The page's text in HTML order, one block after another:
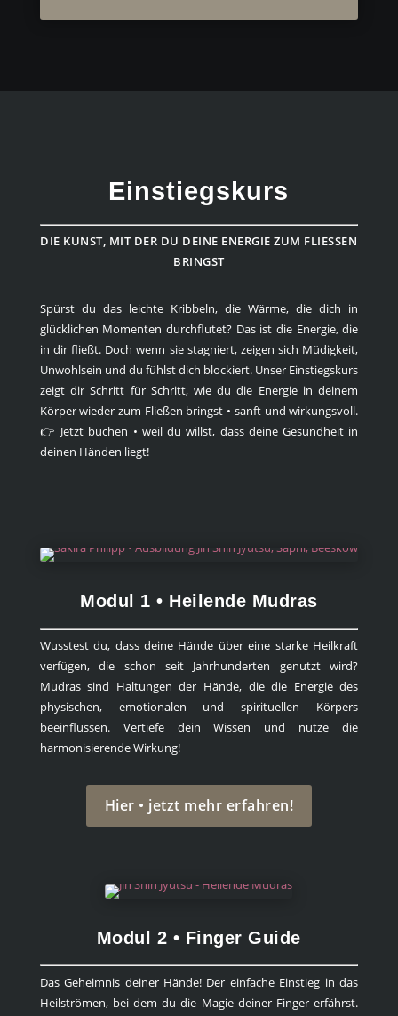
Einstiegskurs
DIE KUNST, MIT DER DU DEINE ENERGIE ZUM FLIESSEN
BRINGST
Spürst du das leichte Kribbeln, die Wärme, die dich in
glücklichen Momenten durchflutet? Das ist die Energie, die
in dir fließt. Doch wenn sie stagniert, zeigen sich Müdigkeit,
Unwohlsein und du fühlst dich blockiert. Unser Einstiegskurs
zeigt dir Schritt für Schritt, wie du die Energie in deinem
Körper wieder zum Fließen bringst • sanft und wirkungsvoll.
👉 Jetzt buchen • weil du willst, dass deine Gesundheit in
deinen Händen liegt!
Modul 1 • Heilende Mudras
Wusstest du, dass deine Hände über eine starke Heilkraft
verfügen, die schon seit Jahrhunderten genutzt wird?
Mudras sind Haltungen der Hände, die die Energie des
physischen, emotionalen und spirituellen Körpers
beeinflussen. Vertiefe dein Wissen und nutze die
harmonisierende Wirkung!
Hier • jetzt mehr erfahren!
Modul 2 • Finger Guide
Das Geheimnis deiner Hände! Der einfache Einstieg in das
Heilströmen, bei dem du die Magie deiner Finger erfährst.